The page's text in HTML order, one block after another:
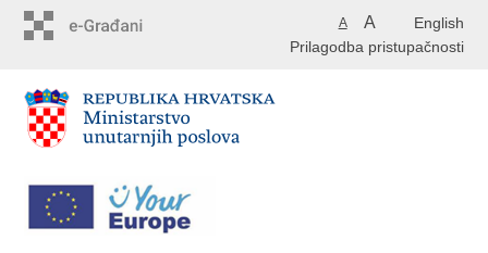
English
A A
Prilagodba pristupačnosti